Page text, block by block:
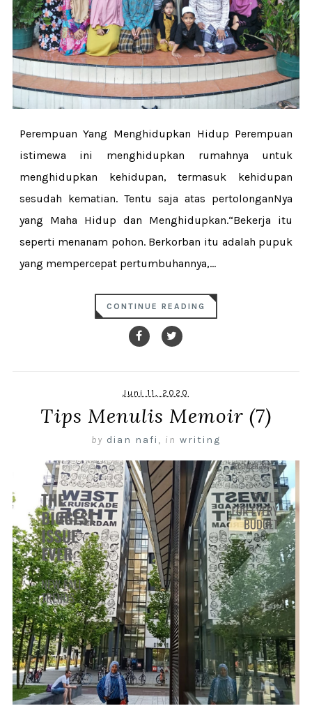
Perempuan Yang Menghidupkan Hidup Perempuan
istimewa ini menghidupkan rumahnya untuk
menghidupkan kehidupan, termasuk kehidupan
sesudah kematian. Tentu saja atas pertolonganNya
yang Maha Hidup dan Menghidupkan.“Bekerja itu
seperti menanam pohon. Berkorban itu adalah pupuk
yang mempercepat pertumbuhannya,...
CONTINUE READING
Juni 11, 2020
Tips Menulis Memoir (7)
by dian nafi , in writing